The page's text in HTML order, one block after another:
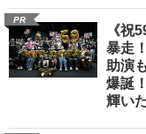
PR
《祝
暴走
助演
爆誕
輝い